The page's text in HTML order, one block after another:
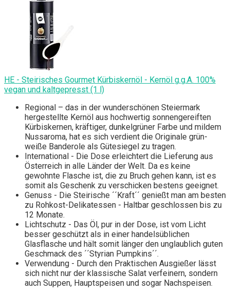
HE - Steirisches Gourmet Kürbiskernöl - Kernöl g.g.A. 100%
vegan und kaltgepresst (1 l)
Regional – das in der wunderschönen Steiermark
hergestellte Kernöl aus hochwertig sonnengereiften
Kürbiskernen, kräftiger, dunkelgrüner Farbe und mildem
Nussaroma, hat es sich verdient die Originale grün-
weiße Banderole als Gütesiegel zu tragen.
International - Die Dose erleichtert die Lieferung aus
Österreich in alle Länder der Welt. Da es keine
gewohnte Flasche ist, die zu Bruch gehen kann, ist es
somit als Geschenk zu verschicken bestens geeignet.
Genuss - Die Steirische ´´Kraft´´ genießt man am besten
zu Rohkost-Delikatessen - Haltbar geschlossen bis zu
12 Monate.
Lichtschutz - Das Öl, pur in der Dose, ist vom Licht
besser geschützt als in einer handelsüblichen
Glasflasche und hält somit länger den unglaublich guten
Geschmack des ´´Styrian Pumpkins´´.
Verwendung - Durch den Praktischen Ausgießer lässt
sich nicht nur der klassische Salat verfeinern, sondern
auch Suppen, Hauptspeisen und sogar Nachspeisen.